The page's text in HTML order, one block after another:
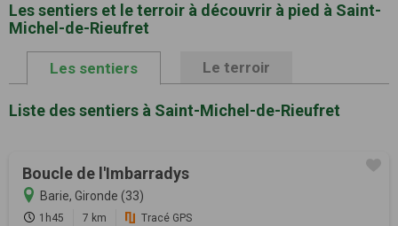
Les sentiers et le terroir à découvrir à pied à Saint-
Michel-de-Rieufret
Les sentiers Le terroir
Liste des sentiers à Saint-Michel-de-Rieufret
Boucle de l'Imbarradys
Barie, Gironde (33)
1h45 7 km Tracé GPS